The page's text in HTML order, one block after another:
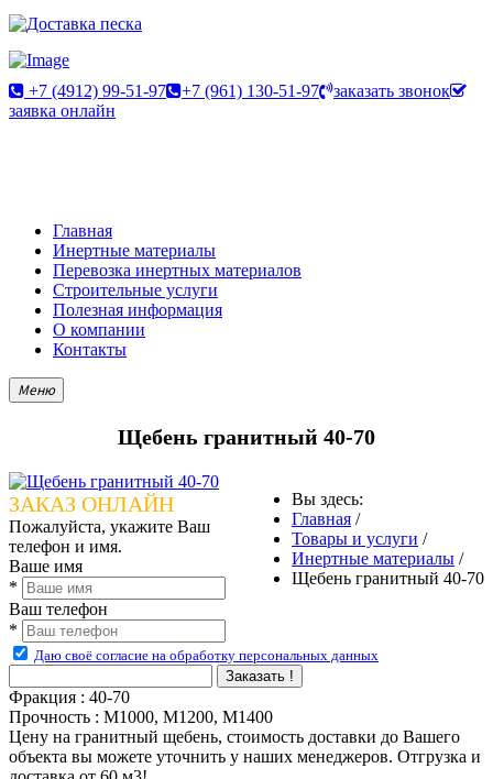
+7 (4912) 99-51-97 +7 (961) 130-51-97
заказать звонок
заявка онлайн
Главная
Инертные материалы
Перевозка инертных материалов
Строительные услуги
Полезная информация
О компании
Контакты
Меню
Щебень гранитный 40-70
Вы здесь:
Главная /
Товары и услуги /
Инертные материалы /
Щебень гранитный 40-70
ЗАКАЗ ОНЛАЙН
Пожалуйста, укажите Ваш
телефон и имя.
Ваше имя
*
Ваш телефон
*
Даю своё согласие на обработку персональных данных
Заказать !
Фракция : 40-70
Прочность : М1000, М1200, М1400
Цену на гранитный щебень, стоимость доставки до Вашего
объекта вы можете уточнить у наших менеджеров. Отгрузка и